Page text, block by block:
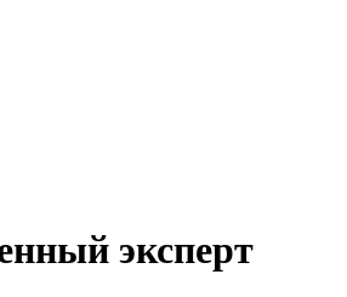
эксперт